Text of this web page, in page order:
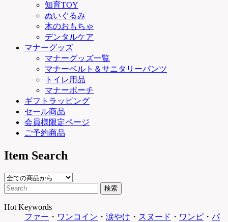
知育TOY
ぬいぐるみ
木のおもちゃ
デンタルケア
マナーグッズ
マナーグッズ一覧
マナーベルト＆サニタリーパンツ
トイレ用品
マナーポーチ
ギフトラッピング
セール商品
会員様限定ページ
ご予約商品
Item Search
Hot Keywords
ファー ・ ワンコイン ・ 涙やけ ・ スヌード ・ ワンピ ・ パ